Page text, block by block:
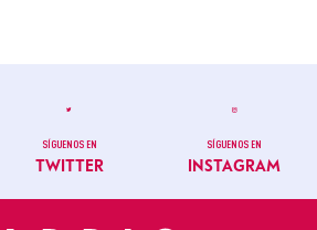
SÍGUENOS EN
TWITTER
SÍGUENOS EN
INSTAGRAM